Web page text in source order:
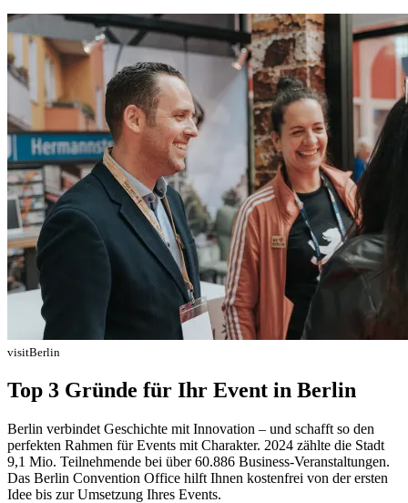
visitBerlin
Top 3 Gründe für Ihr Event in Berlin
Berlin verbindet Geschichte mit Innovation – und schafft so den
perfekten Rahmen für Events mit Charakter. 2024 zählte die Stadt
9,1 Mio. Teilnehmende bei über 60.886 Business-Veranstaltungen.
Das Berlin Convention Office hilft Ihnen kostenfrei von der ersten
Idee bis zur Umsetzung Ihres Events.